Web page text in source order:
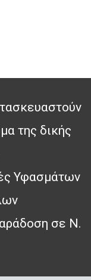
της δικής
Υφασμάτων
σε Ν.